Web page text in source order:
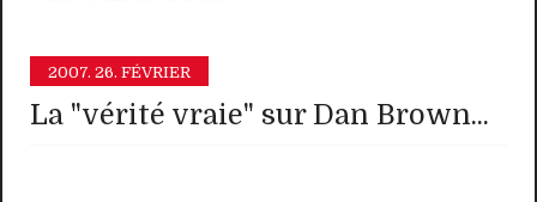
2007. 26. FÉVRIER
La "vérité vraie" sur Dan Brown...